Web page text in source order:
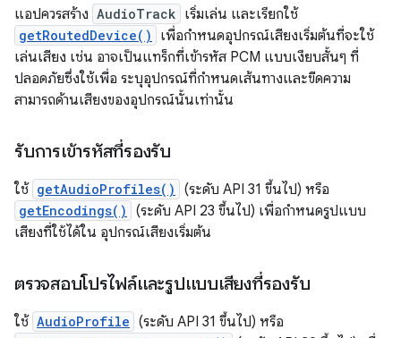
แอปควรสร้าง AudioTrack เริ่มเล่น และเรียกใช้
getRoutedDevice()
เพื่อกำหนดอุปกรณ์เสียงเริ่มต้นที่จะใช้
เล่นเสียง เช่น อาจเป็นแทร็กที่เข้ารหัส PCM แบบเงียบสั้นๆ ที่
ปลอดภัยซึ่งใช้เพื่อ ระบุอุปกรณ์ที่กำหนดเส้นทางและขีดความ
สามารถด้านเสียงของอุปกรณ์นั้นเท่านั้น
รับการเข้ารหัสที่รองรับ
ใช้ getAudioProfiles() (ระดับ API 31 ขึ้นไป) หรือ
getEncodings()
(ระดับ API 23 ขึ้นไป) เพื่อกำหนดรูปแบบ
เสียงที่ใช้ได้ใน อุปกรณ์เสียงเริ่มต้น
ตรวจสอบโปรไฟล์และรูปแบบเสียงที่รองรับ
ใช้ AudioProfile (ระดับ API 31 ขึ้นไป) หรือ